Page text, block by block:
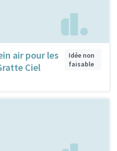
air pour les
Ciel
Idée non
faisable